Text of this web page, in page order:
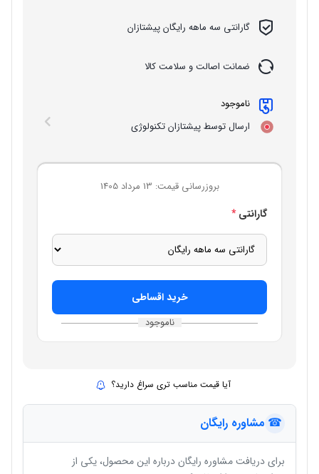
گارانتی سه ماهه رایگان پیشتازان
ضمانت اصالت و سلامت کالا
ناموجود
ارسال توسط پیشتازان تکنولوژی
ناموجود
بروزرسانی قیمت: 13 مرداد 1405
گارانتی *
خرید اقساطی
آیا قیمت مناسب تری سراغ دارید؟
☎ مشاوره رایگان
برای دریافتمشاوره رایگاندرباره این محصول، یکی از